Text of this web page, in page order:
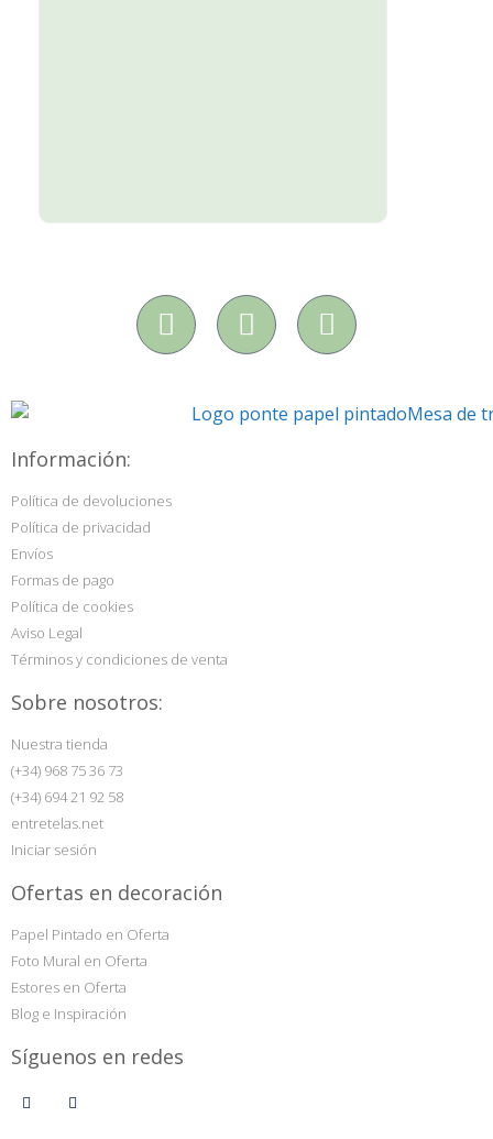
Información:
Política de devoluciones
Política de privacidad
Envíos
Formas de pago
Política de cookies
Aviso Legal
Términos y condiciones de venta
Sobre nosotros:
Nuestra tienda
(+34) 968 75 36 73
(+34) 694 21 92 58
entretelas.net
Iniciar sesión
Ofertas en decoración
Papel Pintado en Oferta
Foto Mural en Oferta
Estores en Oferta
Blog e Inspiración
Síguenos en redes